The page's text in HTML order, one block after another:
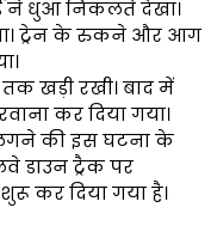
ने धुआं निकलते देखा।
ट्रेन के रुकने और आग
खड़ी रखी। बाद में
कर दिया गया।
की इस घटना के
डाउन ट्रैक पर
कर दिया गया है।